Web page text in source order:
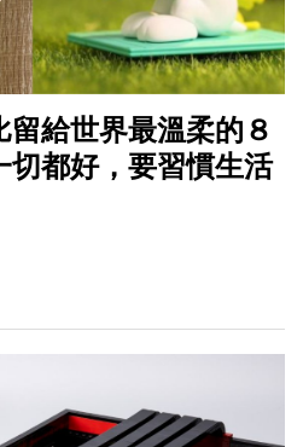
給世界最溫柔的８
切都好，要習慣生活